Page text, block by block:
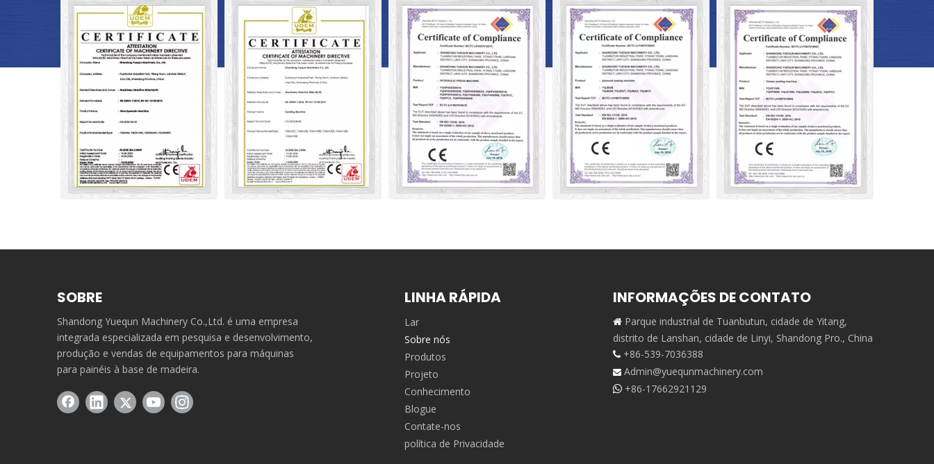
SOBRE
Shandong Yuequn Machinery Co.,Ltd. é uma empresa
integrada especializada em pesquisa e desenvolvimento,
produção e vendas de equipamentos para máquinas
para painéis à base de madeira.
LINHA RÁPIDA
Lar
Sobre nós
Produtos
Projeto
Conhecimento
Blogue
Contate-nos
política de Privacidade
INFORMAÇÕES DE CONTATO
 Parque industrial de Tuanbutun, cidade de Yitang,
distrito de Lanshan, cidade de Linyi, Shandong Pro., China
 +86-539-7036388
 Admin@yuequnmachinery.com
 +86-17662921129